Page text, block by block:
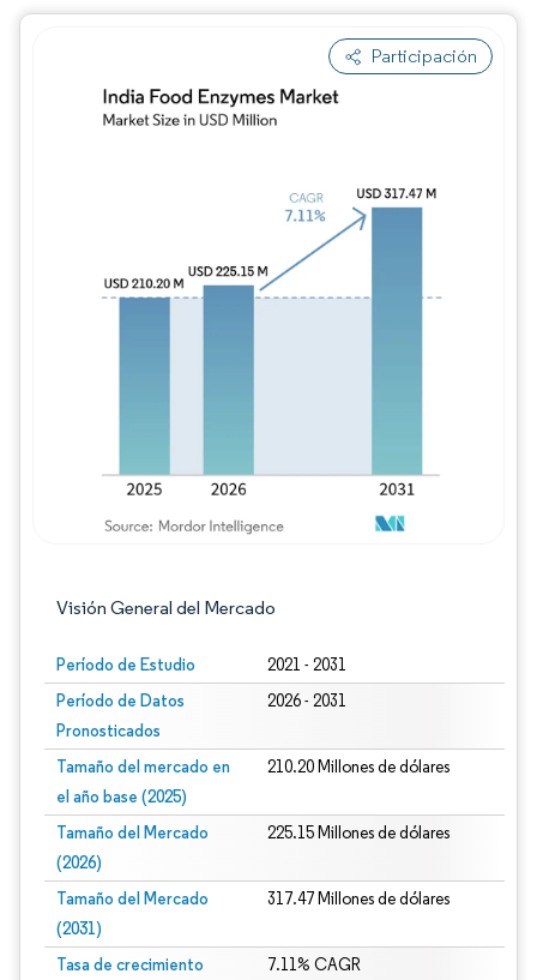
Participación
Visión General del Mercado
Período de Estudio 2021 - 2031
Período de Datos
Pronosticados
2026 - 2031
Tamaño del mercado en
el año base (2025)
210.20 Millones de dólares
Tamaño del Mercado
(2026)
225.15 Millones de dólares
Tamaño del Mercado
(2031)
317.47 Millones de dólares
Tasa de crecimiento
7.11% CAGR